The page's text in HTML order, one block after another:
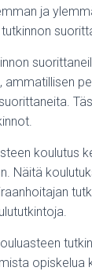
ja
ammatillisen
koulutus
Näitä
opiskelua